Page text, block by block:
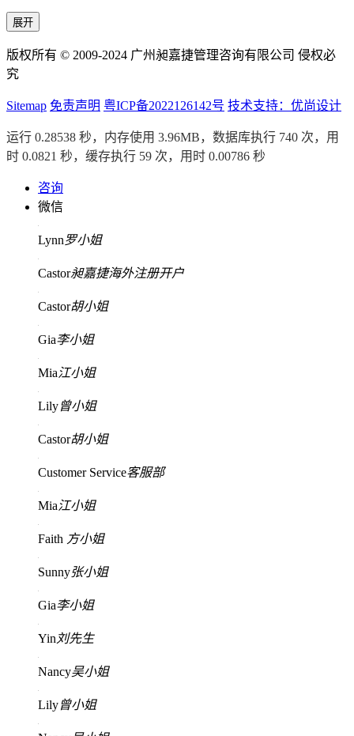
展开
版权所有 © 2009-2024 广州昶嘉捷管理咨询有限公司 侵权必
究
Sitemap 免责声明 粤ICP备2022126142号 技术支持：优尚设计
运行 0.28538 秒，内存使用 3.96MB，数据库执行 740 次，用
时 0.0821 秒，缓存执行 59 次，用时 0.00786 秒
咨询
微信
Lynn罗小姐
Castor昶嘉捷海外注册开户
Castor胡小姐
Gia李小姐
Mia江小姐
Lily曾小姐
Castor胡小姐
Customer Service客服部
Mia江小姐
Faith 方小姐
Sunny张小姐
Gia李小姐
Yin 刘先生
Nancy吴小姐
Lily曾小姐